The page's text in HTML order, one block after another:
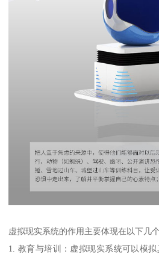
虚拟现实系统的作用主要体现在以下几
1. 教育与培训：虚拟现实系统可以模